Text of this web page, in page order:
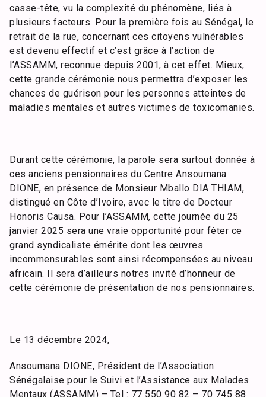
casse-tête, vu la complexité du phénomène, liés à
plusieurs facteurs. Pour la première fois au Sénégal, le
retrait de la rue, concernant ces citoyens vulnérables
est devenu effectif et c’est grâce à l’action de
l’ASSAMM, reconnue depuis 2001, à cet effet. Mieux,
cette grande cérémonie nous permettra d’exposer les
chances de guérison pour les personnes atteintes de
maladies mentales et autres victimes de toxicomanies.
Durant cette cérémonie, la parole sera surtout donnée à
ces anciens pensionnaires du Centre Ansoumana
DIONE, en présence de Monsieur Mballo DIA THIAM,
distingué en Côte d’Ivoire, avec le titre de Docteur
Honoris Causa. Pour l’ASSAMM, cette journée du 25
janvier 2025 sera une vraie opportunité pour fêter ce
grand syndicaliste émérite dont les œuvres
incommensurables sont ainsi récompensées au niveau
africain. Il sera d’ailleurs notres invité d’honneur de
cette cérémonie de présentation de nos pensionnaires.
Le 13 décembre 2024,
Ansoumana DIONE, Président de l’Association
Sénégalaise pour le Suivi et l’Assistance aux Malades
Mentaux (ASSAMM) – Tel : 77 550 90 82 – 70 745 88